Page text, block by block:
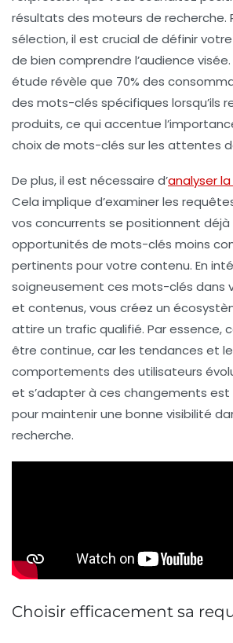
résultats des moteurs de recherche.
sélection, il est crucial de définir
de bien comprendre l’audience
étude révèle que 70% des
des mots-clés spécifiques lorsqu’ils
produits, ce qui accentue
choix de mots-clés sur les attentes
De plus, il est nécessaire d’analyser
Cela implique d’examiner les
vos concurrents se positionnent déjà
opportunités de mots-clés moins
pertinents pour votre contenu. En
soigneusement ces mots-clés dans
et contenus, vous créez un
attire un trafic qualifié. Par essence,
être continue, car les tendances et
comportements des utilisateurs
et s’adapter à ces changements est
pour maintenir une bonne visibilité
recherche.
Choisir efficacement sa